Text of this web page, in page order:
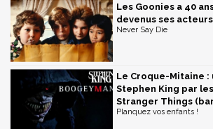
Les Goonies a 40
devenus ses acteurs
Never Say Die
Le Croque-Mitaine :
Stephen King par
Stranger Things
Planquez vos enfants !